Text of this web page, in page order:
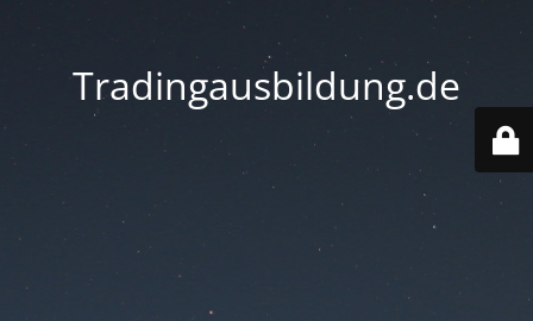
Tradingausbildung.de